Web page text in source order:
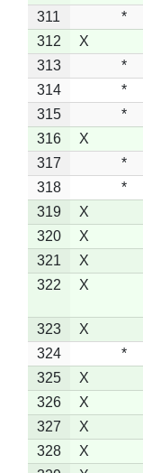
311
*
312
X
313
*
314
*
315
*
316
X
317
*
318
*
319
X
320
X
321
X
322
X
323 X
324
*
325
X
326
X
327
X
328
X